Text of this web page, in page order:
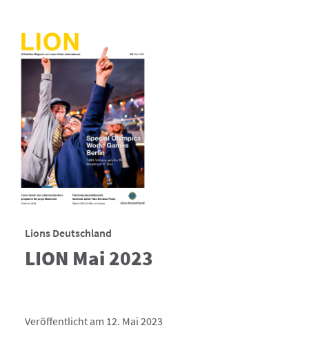
Lions Deutschland
LION Mai 2023
Veröffentlicht am 12. Mai 2023